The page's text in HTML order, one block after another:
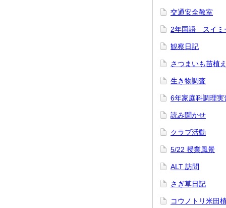
交通安全教室
2年国語 スイミ
観察日記
さつまいも苗植え
生き物調査
6年家庭科調理実
読み聞かせ
クラブ活動
5/22 授業風景
ALT 訪問
さぎ草日記
コウノトリ米田